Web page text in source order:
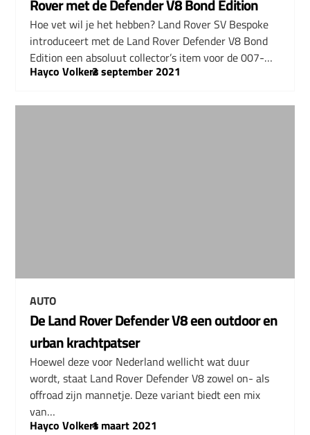
Rover met de Defender V8 Bond Edition
Hoe vet wil je het hebben? Land Rover SV Bespoke
introduceert met de Land Rover Defender V8 Bond
Edition een absoluut collector’s item voor de 007-…
Hayco Volkers
–
2 september 2021
AUTO
De Land Rover Defender V8 een outdoor en
urban krachtpatser
Hoewel deze voor Nederland wellicht wat duur
wordt, staat Land Rover Defender V8 zowel on- als
offroad zijn mannetje. Deze variant biedt een mix
van…
Hayco Volkers
–
1 maart 2021